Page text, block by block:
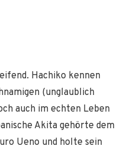
Hachiko kennen
(unglaublich
auch im echten Leben
Akita gehörte dem
Ueno und holte sein